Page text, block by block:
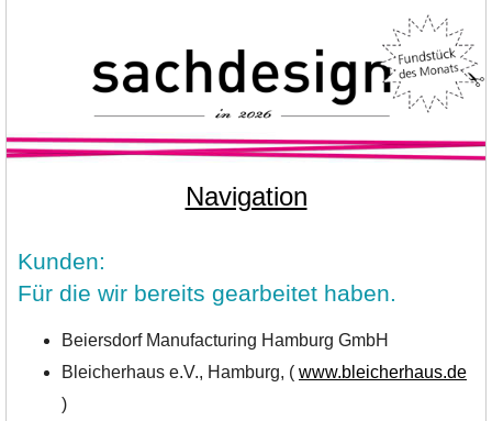
Navigation
Kunden:
Für die wir bereits gearbeitet haben.
Beiersdorf Manufacturing Hamburg GmbH
Bleicherhaus e.V., Hamburg, ( www.bleicherhaus.de
)